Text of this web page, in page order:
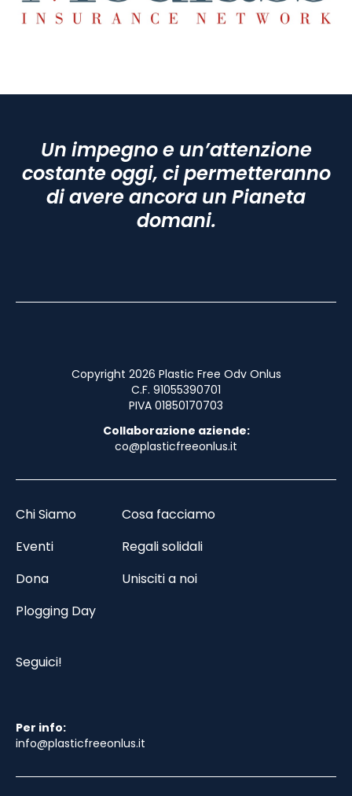
Un impegno e un’attenzione
costante oggi, ci permetteranno
di avere ancora un Pianeta
domani.
Copyright 2026 Plastic Free Odv Onlus
C.F. 91055390701
PIVA 01850170703
Collaborazione aziende:
co@plasticfreeonlus.it
Chi Siamo
Cosa facciamo
Eventi
Regali solidali
Dona
Unisciti a noi
Plogging Day
Seguici!
Per info:
info@plasticfreeonlus.it